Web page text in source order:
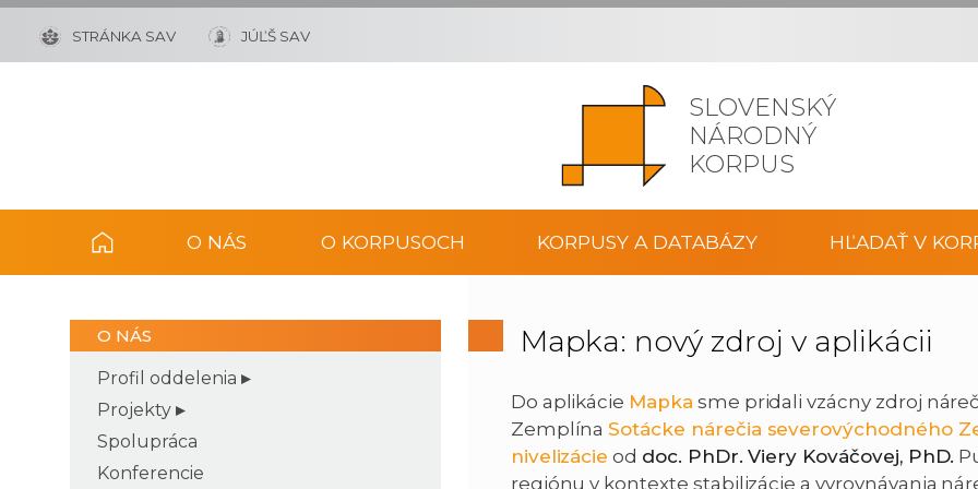
SLOVENSKÝ
NÁRODNÝ
KORPUS
STRÁNKA SAV JÚĽŠ SAV
O NÁS O KORPUSOCH KORPUSY A DATABÁZY HĽADAŤ V
O NÁS
Profil oddelenia
Projekty
Spolupráca
Konferencie
Mapka: nový zdroj v aplikácii
Do aplikácie Mapka sme pridali vzácny zdroj
ZemplínaSotácke nárečia severovýchodného
nivelizácie od doc. PhDr. Viery Kováčovej, PhD.
regiónu v kontexte stabilizácie a vyrovnávania